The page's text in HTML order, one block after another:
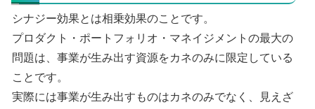
シナジー効果とは相乗効果のことです。
プロダクト・ポートフォリオ・マネイジメントの最大の
問題は、事業が生み出す資源をカネのみに限定している
ことです。
実際には事業が生み出すものはカネのみでなく、見えざ